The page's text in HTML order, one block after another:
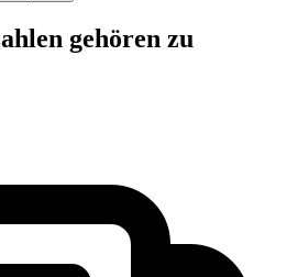
gehören zu